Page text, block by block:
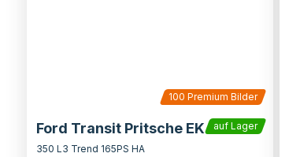
100 Premium Bilder
Ford Transit Pritsche EK
auf Lager
350 L3 Trend 165PS HA